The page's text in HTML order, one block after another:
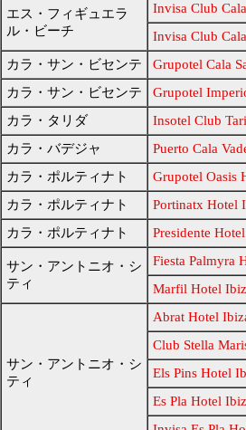
エス・フィギュエラ
ル・ビーチ
Invisa Club
Invisa Club
カラ・サン・ビセンテ
Grupotel Cala
カラ・サン・ビセンテ
Grupotel
カラ・タリダ
Insotel Club
カラ・バデジャ
Puerto Cala
カラ・ポルティナト
Grupotel Oasis
カラ・ポルティナト
Portinatx Hotel
カラ・ポルティナト
Presidente
サン・アントニオ・シ
ティ
Fiesta Palmyra
Marfil Hotel
サン・アントニオ・シ
ティ
Abrat Hotel
Club Stella
Els Pins Hotel
Es Pla Hotel